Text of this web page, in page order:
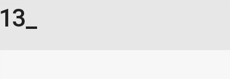
13_